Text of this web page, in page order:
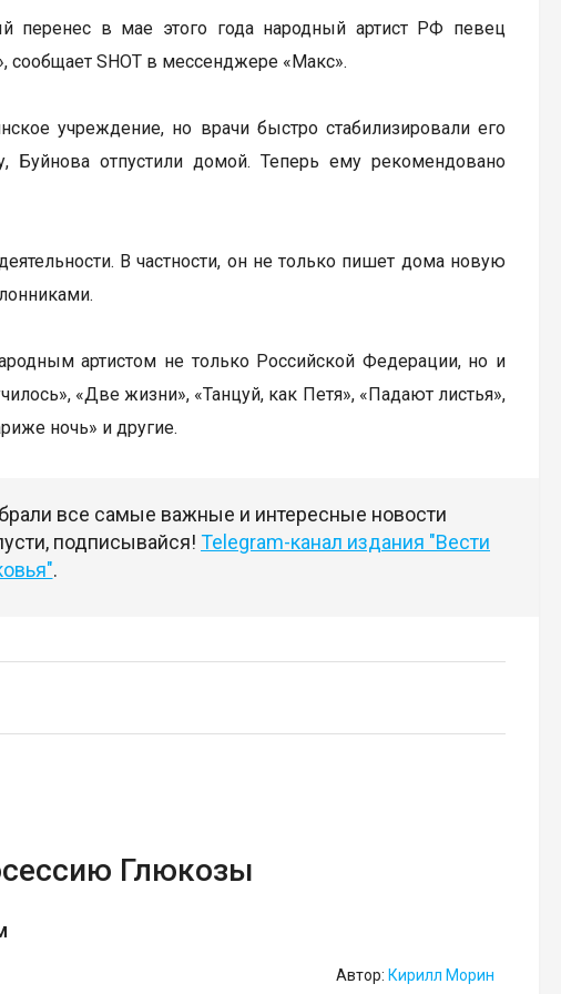
перенес в мае этого года народный артист РФ певец
сообщает SHOT в мессенджере «Макс».
учреждение, но врачи быстро стабилизировали его
Буйнова отпустили домой. Теперь ему рекомендовано
В частности, он не только пишет дома новую
артистом не только Российской Федерации, но и
«Две жизни», «Танцуй, как Петя», «Падают листья»,
ночь» и другие.
все самые важные и интересные новости
подписывайся! Telegram-канал издания "Вести
.
Глюкозы
Автор: Кирилл Морин